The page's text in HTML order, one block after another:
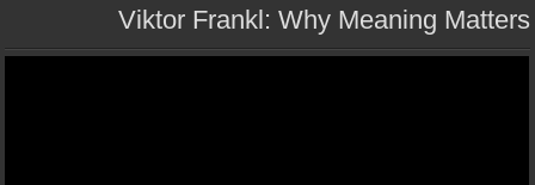
Viktor Frankl: Why Meaning Matters